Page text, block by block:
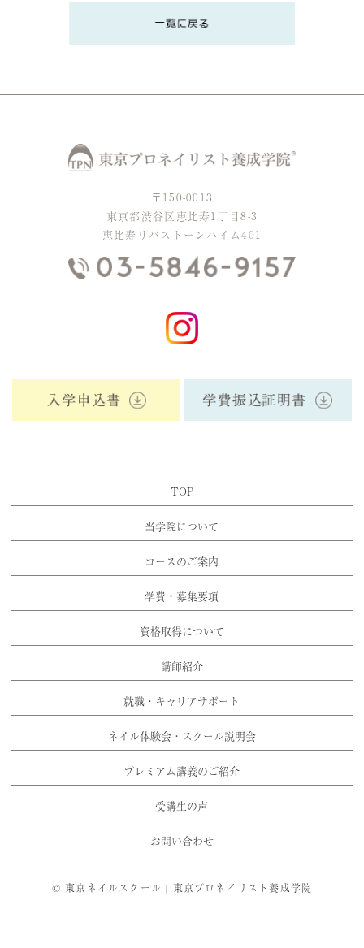
〒150-0013
東京都渋谷区恵比寿1丁目8-3
恵比寿リバストーンハイム401
TOP
当学院について
コースのご案内
学費・募集要項
資格取得について
講師紹介
就職・キャリアサポート
ネイル体験会・スクール説明会
プレミアム講義のご紹介
受講生の声
お問い合わせ
©東京ネイルスクール | 東京プロネイリスト養成学院